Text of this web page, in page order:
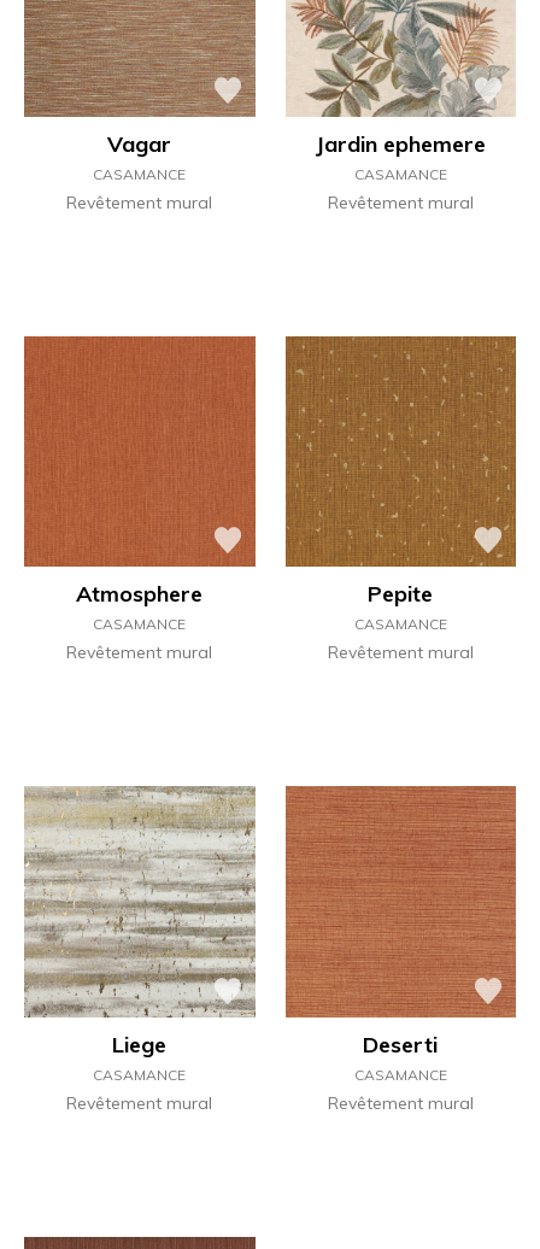
Vagar
CASAMANCE
Revêtement mural
Jardin ephemere
CASAMANCE
Revêtement mural
Atmosphere
CASAMANCE
Revêtement mural
Pepite
CASAMANCE
Revêtement mural
Liege
CASAMANCE
Revêtement mural
Deserti
CASAMANCE
Revêtement mural